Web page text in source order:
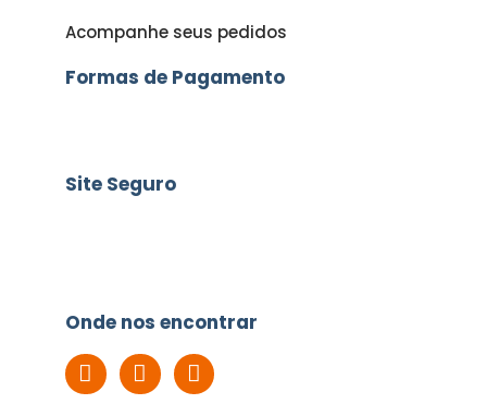
Acompanhe seus pedidos
Formas de Pagamento
Site Seguro
Onde nos encontrar